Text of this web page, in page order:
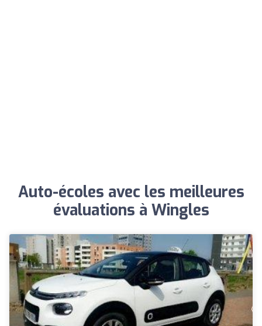
Auto-écoles avec les meilleures
évaluations à Wingles